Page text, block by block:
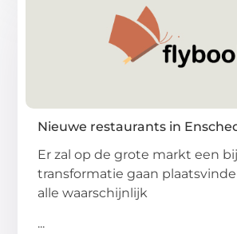
Nieuwe restaurants in
Er zal op de grote markt een
transformatie gaan
alle waarschijnlijk
...